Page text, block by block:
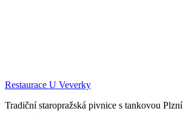
Restaurace U Veverky
Tradiční staropražská pivnice s tankovou Plzní